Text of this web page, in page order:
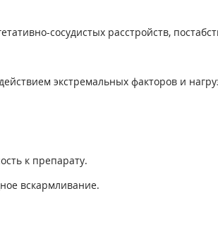
сосудистых расстройств,
экстремальных факторов и
к препарату.
вскармливание.